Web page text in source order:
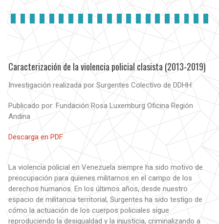
Caracterización de la violencia policial clasista (2013-2019)
Investigación realizada por Surgentes Colectivo de DDHH
Publicado por: Fundación Rosa Luxemburg Oficina Región
Andina
Descarga en PDF
La violencia policial en Venezuela siempre ha sido motivo de
preocupación para quienes militamos en el campo de los
derechos humanos. En los últimos años, desde nuestro
espacio de militancia territorial, Surgentes ha sido testigo de
cómo la actuación de los cuerpos policiales sigue
reproduciendo la desigualdad y la injusticia, criminalizando a